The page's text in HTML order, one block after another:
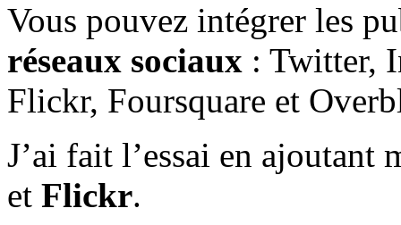
Vous pouvez intégrer les
réseaux sociaux : Twitter,
Flickr, Foursquare et
J’ai fait l’essai en ajoutant
et Flickr.